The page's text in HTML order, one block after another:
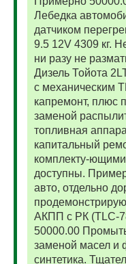
Лебедка
датчиком
9.5 12V 4309 кг.
ни разу не
Дизель Тойота
с механическим
капремонт, плюс
заменой
топливная
капитальный
комплекту-
доступны.
авто, отдельно
АКПП с РК (TLC-
50000.00
заменой масел и
синтетика.